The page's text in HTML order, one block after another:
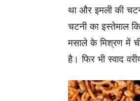
था और इमली की
चटनी का इस्तेमाल
मसाले के मिश्रण में
है। फिर भी स्वाद